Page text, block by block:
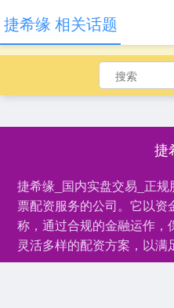
捷
捷希缘_国内实盘交易_正
票配资服务的公司。它以
称，通过合规的金融运作
灵活多样的配资方案，以满
捷希缘 相关话题